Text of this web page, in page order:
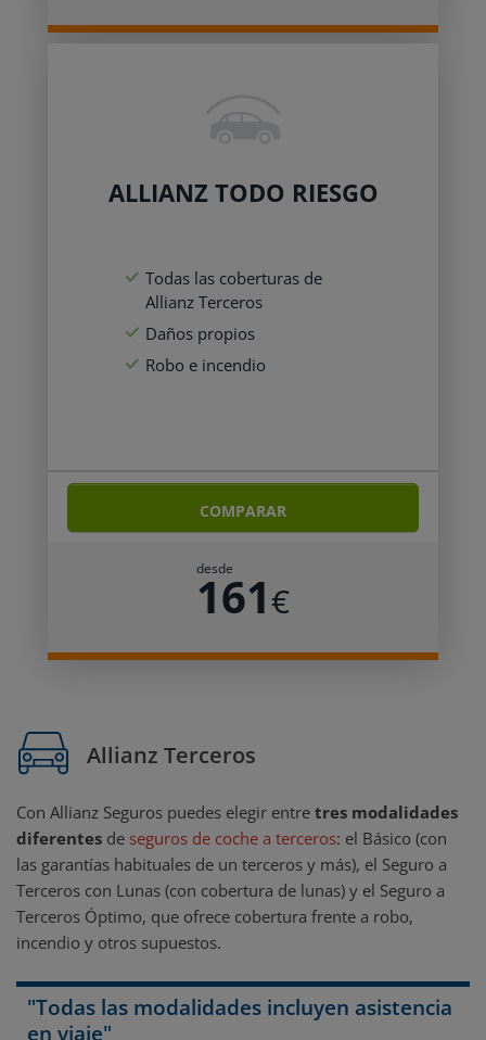
ALLIANZ TODO RIESGO
Todas las coberturas de
Allianz Terceros
Daños propios
Robo e incendio
COMPARAR
desde
161€
Allianz Terceros
Con Allianz Seguros puedes elegir entre tres modalidades
diferentes de seguros de coche a terceros: el Básico (con
las garantías habituales de un terceros y más), el Seguro a
Terceros con Lunas (con cobertura de lunas) y el Seguro a
Terceros Óptimo, que ofrece cobertura frente a robo,
incendio y otros supuestos.
"Todas las modalidades incluyen asistencia
en viaje"